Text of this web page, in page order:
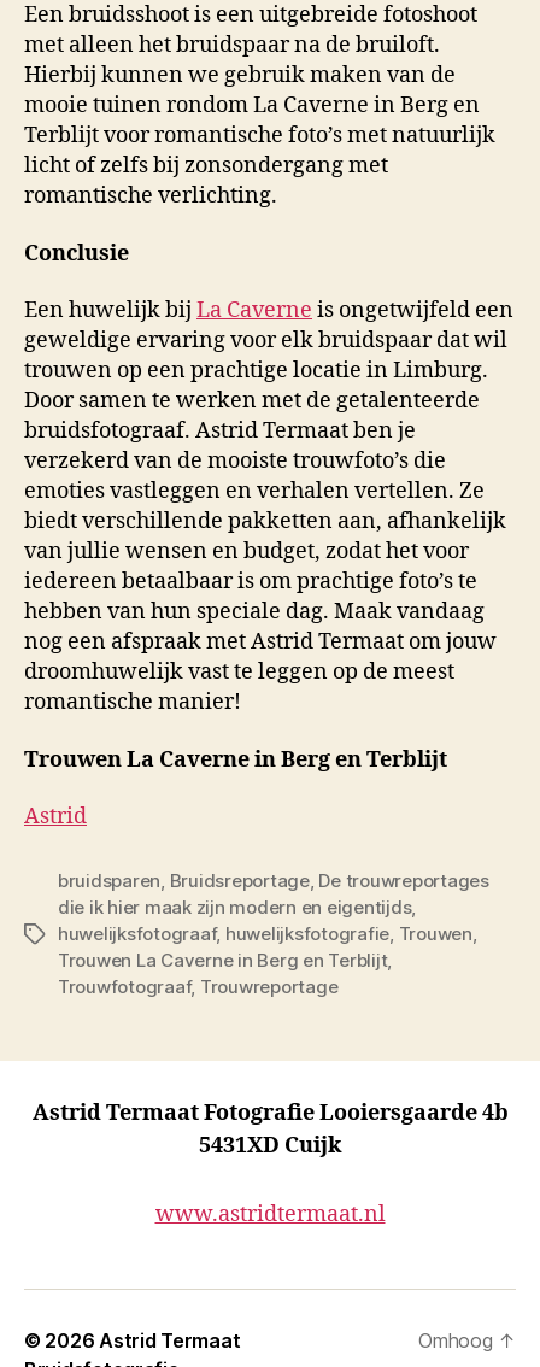
Een bruidsshoot is een uitgebreide fotoshoot
met alleen het bruidspaar na de bruiloft.
Hierbij kunnen we gebruik maken van de
mooie tuinen rondom La Caverne in Berg en
Terblijt voor romantische foto’s met natuurlijk
licht of zelfs bij zonsondergang met
romantische verlichting.
Conclusie
Een huwelijk bij La Caverne is ongetwijfeld een
geweldige ervaring voor elk bruidspaar dat wil
trouwen op een prachtige locatie in Limburg.
Door samen te werken met de getalenteerde
bruidsfotograaf. Astrid Termaat ben je
verzekerd van de mooiste trouwfoto’s die
emoties vastleggen en verhalen vertellen. Ze
biedt verschillende pakketten aan, afhankelijk
van jullie wensen en budget, zodat het voor
iedereen betaalbaar is om prachtige foto’s te
hebben van hun speciale dag. Maak vandaag
nog een afspraak met Astrid Termaat om jouw
droomhuwelijk vast te leggen op de meest
romantische manier!
Trouwen La Caverne in Berg en Terblijt
Astrid
Tags
bruidsparen, Bruidsreportage, De trouwreportages
die ik hier maak zijn modern en eigentijds,
huwelijksfotograaf, huwelijksfotografie, Trouwen,
Trouwen La Caverne in Berg en Terblijt,
Trouwfotograaf, Trouwreportage
Astrid Termaat Fotografie Looiersgaarde 4b
5431XD Cuijk
www.astridtermaat.nl
© 2026Astrid Termaat
Omhoog ↑